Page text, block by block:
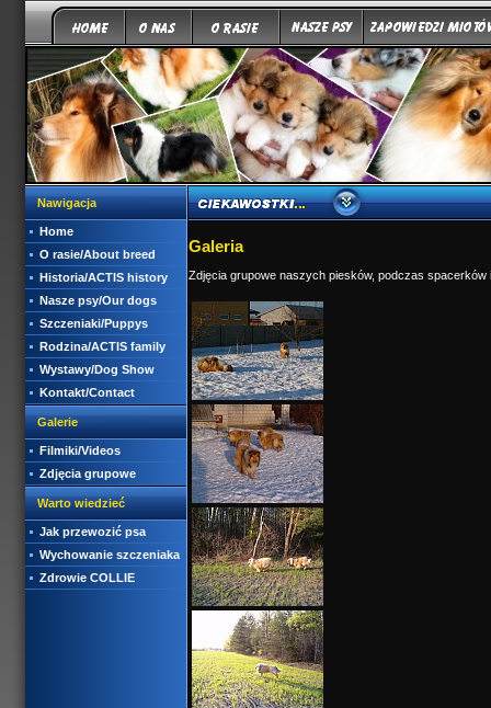
Nawigacja
Home
O rasie/About breed
Historia/ACTIS history
Nasze psy/Our dogs
Szczeniaki/Puppys
Rodzina/ACTIS family
Wystawy/Dog Show
Kontakt/Contact
Galerie
Filmiki/Videos
Zdjęcia grupowe
Warto wiedzieć
Jak przewozić psa
Wychowanie szczeniaka
Zdrowie COLLIE
Galeria
Zdjęcia grupowe naszych piesków, podczas spacerków